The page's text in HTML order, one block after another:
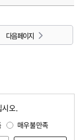
다음 페이지
시오.
매우불만족